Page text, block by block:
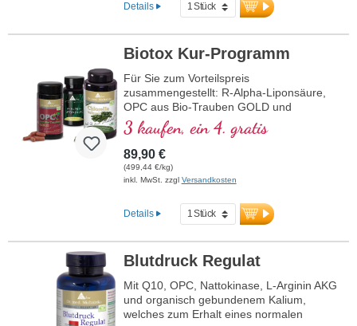
Details
Biotox Kur-Programm
Für Sie zum Vorteilspreis
zusammengestellt: R-Alpha-Liponsäure,
OPC aus Bio-Trauben GOLD und
Chlorella
3 kaufen, ein 4. gratis
89,90 €
(499,44 €/kg)
inkl. MwSt. zzgl Versandkosten
Details
Blutdruck Regulat
Mit Q10, OPC, Nattokinase, L-Arginin AKG
und organisch gebundenem Kalium,
welches zum Erhalt eines normalen